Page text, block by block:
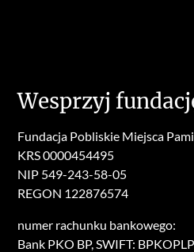
Wesprzyj
Fundacja Pobliskie Miejsca
KRS 0000454495
NIP 549-243-58-05
REGON 122876574
numer rachunku bankowego:
Bank PKO BP, SWIFT: